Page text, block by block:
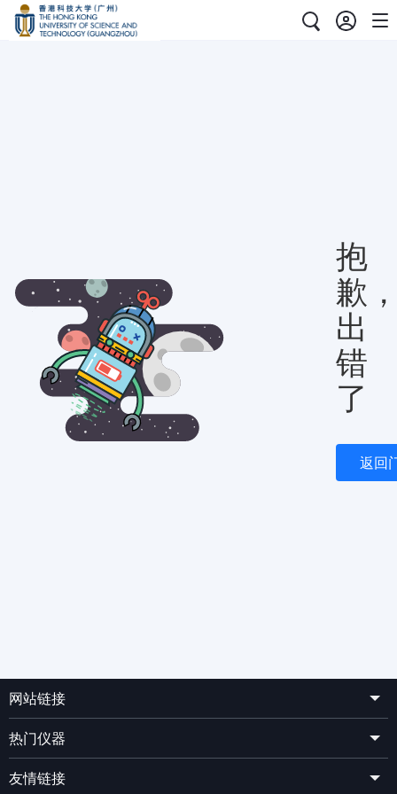
抱
歉
出
错
了
返回
网站链接
热门仪器
友情链接